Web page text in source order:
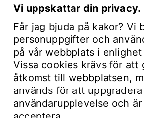
Vi uppskattar din privacy.
Får jag bjuda på kakor? Vi
personuppgifter och
på vår webbplats i enlighet
Vissa cookies krävs för att
åtkomst till webbplatsen,
används för att
användarupplevelse och
Copyright © 2026
Pro Theme